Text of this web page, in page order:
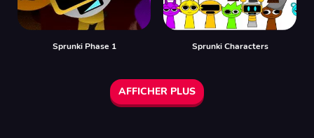
Sprunki Phase 1 Sprunki Characters
AFFICHER PLUS